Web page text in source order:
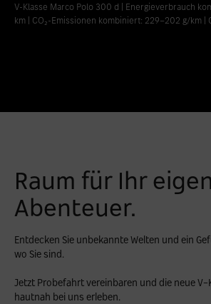
V-Klasse Marco Polo 300 d | Energieverbrauch
km | CO₂-Emissionen kombiniert: 229‒202 g/km |
Raum für Ihr
Abenteuer.
Entdecken Sie unbekannte Welten und ein
wo Sie sind.
Jetzt Probefahrt vereinbaren und die neue V-
hautnah bei uns erleben.